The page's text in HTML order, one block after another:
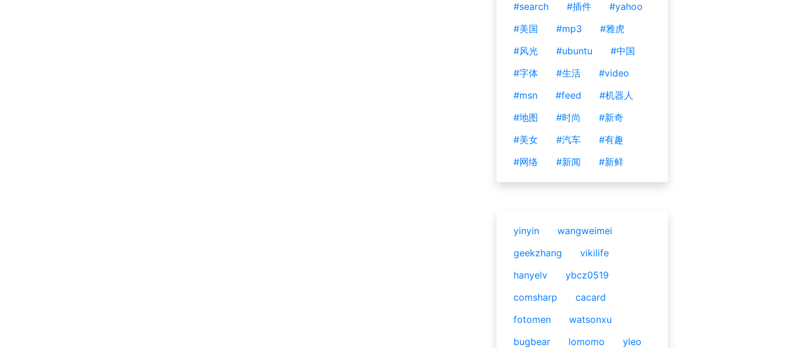
#search
#插件
#yahoo
#美国
#mp3
#雅虎
#风光
#ubuntu
#中国
#字体
#生活
#video
#msn
#feed
#机器人
#地图
#时尚
#新奇
#美女
#汽车
#有趣
#网络
#新闻 #新鲜
yinyin
wangweimei
geekzhang
vikilife
hanyelv
ybcz0519
comsharp
cacard
fotomen
watsonxu
bugbear
lomomo
yleo